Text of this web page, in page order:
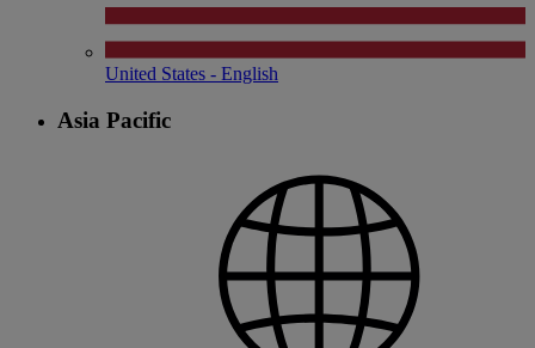
United States - English
Asia Pacific